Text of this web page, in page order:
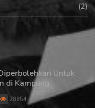
(2)
Untuk
di Kampung
28854